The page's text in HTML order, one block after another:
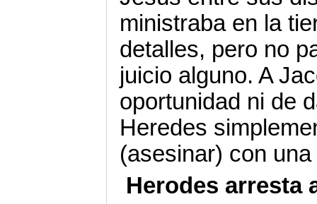
ministraba en la
detalles, pero no
juicio alguno. A
oportunidad ni de
Heredes
(asesinar) con
Herodes arresta